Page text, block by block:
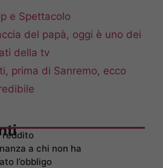
e Spettacolo
del papà, oggi è uno dei
della tv
prima di Sanremo, ecco
reddito
a chi non ha
l’obbligo